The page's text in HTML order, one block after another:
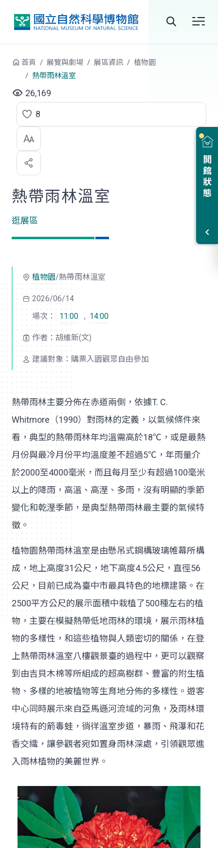
開館狀態
首頁 展覽與劇場 展區資訊
植物園
熱帶雨林溫室
26,169
點
選
喜
歡
8
熱帶雨林溫室
逛展區
植物園/熱帶雨林溫室
2026/06/14
場次：
11:00 , 14:00
作者：胡維新(文)
建議對象：購票入園觀眾自由參加
熱帶雨林主要分佈在赤道兩側，依據T. C.
Whitmore（1990）對雨林的定義，以氣候條件來
看，典型的熱帶雨林年均溫需高於18℃，或是最熱
月份與最冷月份平均溫度差不超過5℃，年雨量介
於2000至4000毫米，而且每月至少有超過100毫米
以上的降雨，高溫、高溼、多雨，沒有明顯的季節
變化和乾溼季節，是典型熱帶雨林最主要的氣候特
徵。
植物園熱帶雨林溫室是由懸吊式鋼構玻璃帷幕所構
成，地上高度31公尺，地下高度4.5公尺，直徑56
公尺，目前已成為臺中市最具特色的地標建築。在
2500平方公尺的展示面積中栽植了500種左右的植
物，主要在模擬熱帶低地雨林的環境，展示雨林植
物的多樣性，和這些植物與人類密切的關係，在登
上熱帶雨林溫室八樓觀景臺的過程中，更可以觀察
到由吉貝木棉等所組成的超高樹群、豐富的附生植
物、多樣的地被植物等生育地分佈的多樣性。遊客
中心同時展示來自亞馬遜河流域的河魚，及雨林環
境特有的箭毒蛙，徜徉溫室步道，暴雨、飛瀑和花
香交織，讓參觀者宛如置身雨林深處，引領觀眾進
入雨林植物的美麗世界。